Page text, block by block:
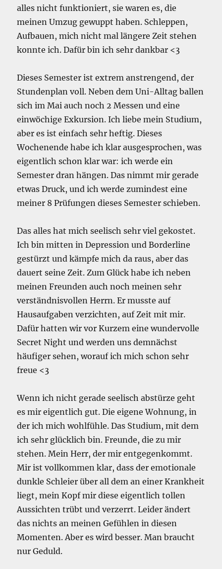
alles nicht funktioniert, sie waren es, die
meinen Umzug gewuppt haben. Schleppen,
Aufbauen, mich nicht mal längere Zeit stehen
konnte ich. Dafür bin ich sehr dankbar <3
Dieses Semester ist extrem anstrengend, der
Stundenplan voll. Neben dem Uni-Alltag ballen
sich im Mai auch noch 2 Messen und eine
einwöchige Exkursion. Ich liebe mein Studium,
aber es ist einfach sehr heftig. Dieses
Wochenende habe ich klar ausgesprochen, was
eigentlich schon klar war: ich werde ein
Semester dran hängen. Das nimmt mir gerade
etwas Druck, und ich werde zumindest eine
meiner 8 Prüfungen dieses Semester schieben.
Das alles hat mich seelisch sehr viel gekostet.
Ich bin mitten in Depression und Borderline
gestürzt und kämpfe mich da raus, aber das
dauert seine Zeit. Zum Glück habe ich neben
meinen Freunden auch noch meinen sehr
verständnisvollen Herrn. Er musste auf
Hausaufgaben verzichten, auf Zeit mit mir.
Dafür hatten wir vor Kurzem eine wundervolle
Secret Night und werden uns demnächst
häufiger sehen, worauf ich mich schon sehr
freue <3
Wenn ich nicht gerade seelisch abstürze geht
es mir eigentlich gut. Die eigene Wohnung, in
der ich mich wohlfühle. Das Studium, mit dem
ich sehr glücklich bin. Freunde, die zu mir
stehen. Mein Herr, der mir entgegenkommt.
Mir ist vollkommen klar, dass der emotionale
dunkle Schleier über all dem an einer Krankheit
liegt, mein Kopf mir diese eigentlich tollen
Aussichten trübt und verzerrt. Leider ändert
das nichts an meinen Gefühlen in diesen
Momenten. Aber es wird besser. Man braucht
nur Geduld.